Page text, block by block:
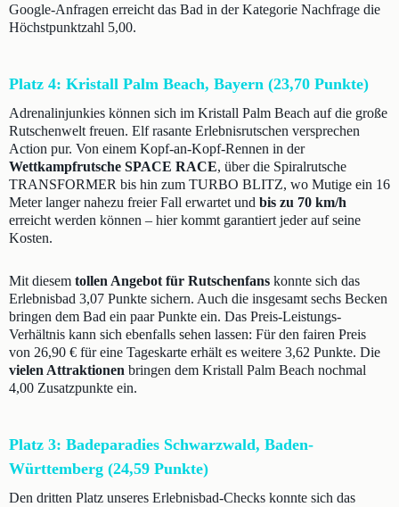
Google-Anfragen erreicht das Bad in der Kategorie Nachfrage die
Höchstpunktzahl 5,00.
Platz 4: Kristall Palm Beach, Bayern (23,70 Punkte)
Adrenalinjunkies können sich im Kristall Palm Beach auf die große
Rutschenwelt freuen. Elf rasante Erlebnisrutschen versprechen
Action pur. Von einem Kopf-an-Kopf-Rennen in der
Wettkampfrutsche SPACE RACE, über die Spiralrutsche
TRANSFORMER bis hin zum TURBO BLITZ, wo Mutige ein 16
Meter langer nahezu freier Fall erwartet und bis zu 70 km/h
erreicht werden können – hier kommt garantiert jeder auf seine
Kosten.
Mit diesem tollen Angebot für Rutschenfans konnte sich das
Erlebnisbad 3,07 Punkte sichern. Auch die insgesamt sechs Becken
bringen dem Bad ein paar Punkte ein. Das Preis-Leistungs-
Verhältnis kann sich ebenfalls sehen lassen: Für den fairen Preis
von 26,90 € für eine Tageskarte erhält es weitere 3,62 Punkte. Die
vielen Attraktionen bringen dem Kristall Palm Beach nochmal
4,00 Zusatzpunkte ein.
Platz 3: Badeparadies Schwarzwald, Baden-
Württemberg (24,59 Punkte)
Den dritten Platz unseres Erlebnisbad-Checks konnte sich das